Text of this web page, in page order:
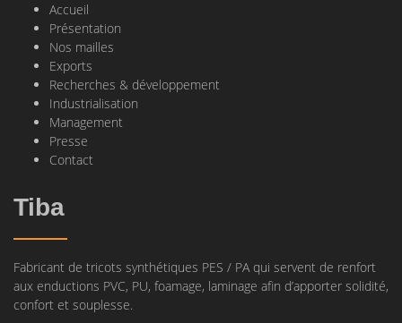
Accueil
Présentation
Nos mailles
Exports
Recherches & développement
Industrialisation
Management
Presse
Contact
Tiba
Fabricant de tricots synthétiques PES / PA qui servent de renfort
aux enductions PVC, PU, foamage, laminage afin d’apporter solidité,
confort et souplesse.